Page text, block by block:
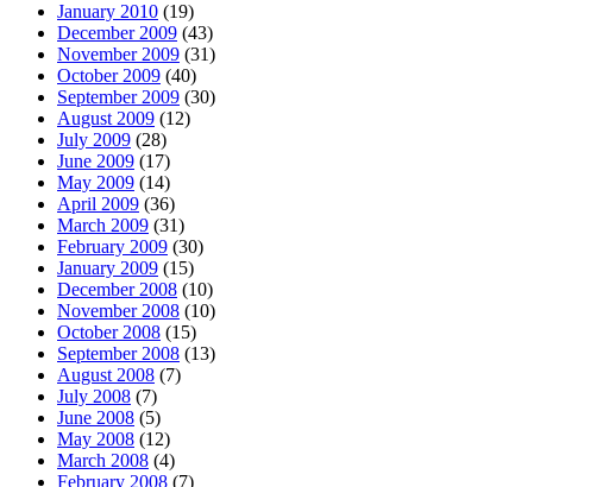
January 2010 (19)
December 2009 (43)
November 2009 (31)
October 2009 (40)
September 2009 (30)
August 2009 (12)
July 2009 (28)
June 2009 (17)
May 2009 (14)
April 2009 (36)
March 2009 (31)
February 2009 (30)
January 2009 (15)
December 2008 (10)
November 2008 (10)
October 2008 (15)
September 2008 (13)
August 2008 (7)
July 2008 (7)
June 2008 (5)
May 2008 (12)
March 2008 (4)
February 2008 (7)